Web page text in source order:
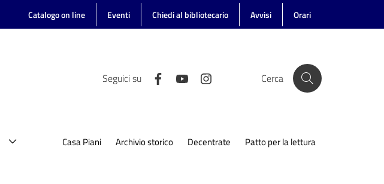
Catalogo on line Eventi Chiedi al bibliotecario Avvisi Orari
Seguici su Cerca
Casa Piani Archivio storico Decentrate Patto per la lettura